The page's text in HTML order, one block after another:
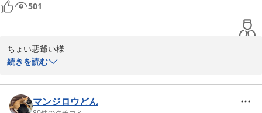
501
ちょい悪爺い様
す。
続きを読む
マンジロウどん